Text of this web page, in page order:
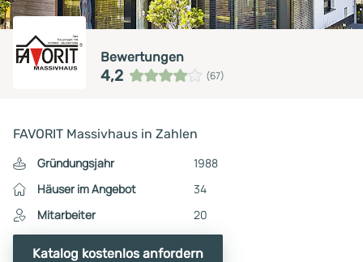
Bewertungen
4,2 (67)
FAVORIT Massivhaus in Zahlen
Gründungsjahr
1988
Häuser im Angebot
34
Mitarbeiter
20
Katalog kostenlos anfordern